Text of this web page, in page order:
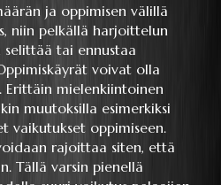
ja oppimisen välillä
niin pelkällä harjoittelun
tai ennustaa
voivat olla
Erittäin mielenkiintoinen
muutoksilla esimerkiksi
vaikutukset oppimiseen.
rajoittaa siten, että
Tällä varsin pienellä